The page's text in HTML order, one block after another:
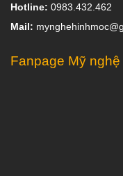
Hotline: 0983.432.462
Mail:
Fanpage Mỹ